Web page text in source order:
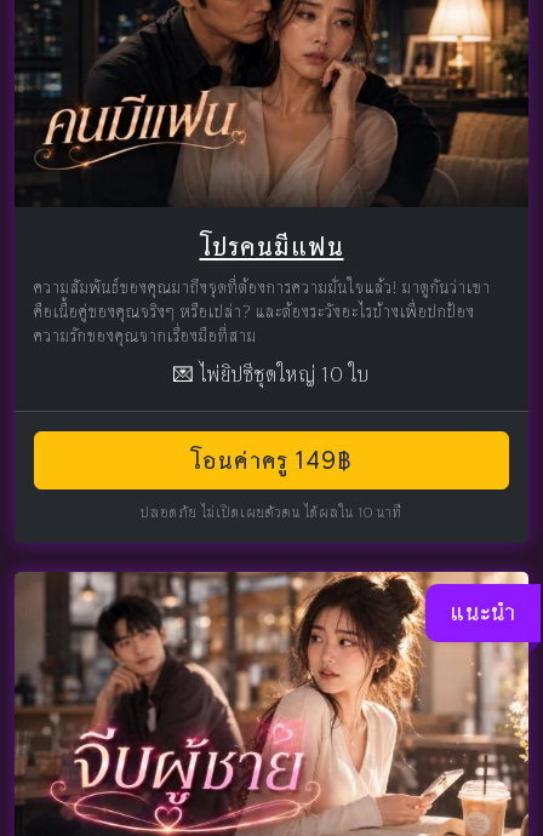
โปรคนมีแฟน
ความสัมพันธ์ของคุณมาถึงจุดที่ต้องการความมั่นใจแล้ว! มาดูกันว่าเขา
คือเนื้อคู่ของคุณจริงๆ หรือเปล่า? และต้องระวังอะไรบ้างเพื่อปกป้อง
ความรักของคุณจากเรื่องมือที่สาม
💌 ไพ่ยิปซีชุดใหญ่ 10 ใบ
โอนค่าครู 149฿
ปลอดภัย ไม่เปิดเผยตัวตน ได้ผลใน 10 นาที
แนะนำ